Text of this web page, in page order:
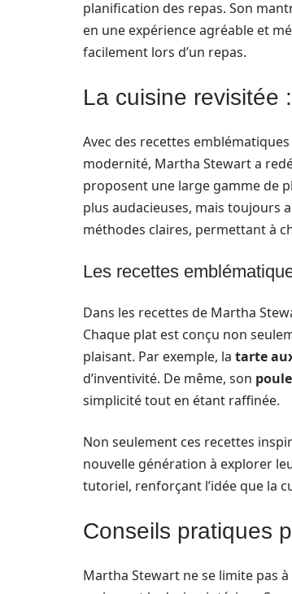
planification des repas. Son
en une expérience agréable et
facilement lors d’un repas.
La cuisine revisitée
Avec des recettes
modernité, Martha Stewart a
proposent une large gamme de
plus audacieuses, mais toujours
méthodes claires, permettant à
Les recettes
Dans les recettes de Martha
Chaque plat est conçu non
plaisant. Par exemple, la tarte
d’inventivité. De même, son
simplicité tout en étant raffinée.
Non seulement ces recettes
nouvelle génération à explorer
tutoriel, renforçant l’idée que la
Conseils pratiques
Martha Stewart ne se limite pas